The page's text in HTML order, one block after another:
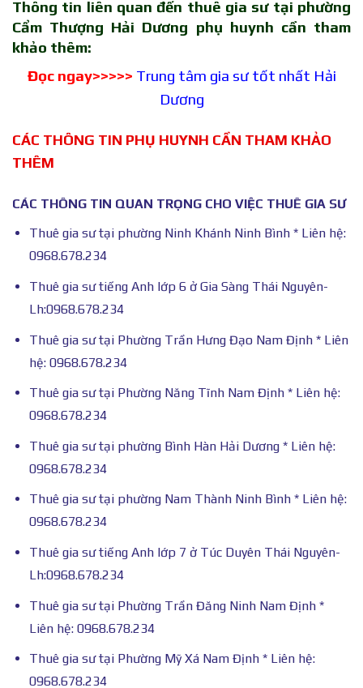
Thông tin liên quan đến thuê gia sư tại phường
Cẩm Thượng Hải Dương phụ huynh cần tham
khảo thêm:
Đọc ngay>>>>> Trung tâm gia sư tốt nhất Hải
Dương
CÁC THÔNG TIN PHỤ HUYNH CẦN THAM KHẢO
THÊM
CÁC THÔNG TIN QUAN TRỌNG CHO VIỆC THUÊ GIA SƯ
Thuê gia sư tại phường Ninh Khánh Ninh Bình * Liên hệ:
0968.678.234
Thuê gia sư tiếng Anh lớp 6 ở Gia Sàng Thái Nguyên-
Lh:0968.678.234
Thuê gia sư tại Phường Trần Hưng Đạo Nam Định * Liên
hệ: 0968.678.234
Thuê gia sư tại Phường Năng Tĩnh Nam Định * Liên hệ:
0968.678.234
Thuê gia sư tại phường Bình Hàn Hải Dương * Liên hệ:
0968.678.234
Thuê gia sư tại phường Nam Thành Ninh Bình * Liên hệ:
0968.678.234
Thuê gia sư tiếng Anh lớp 7 ở Túc Duyên Thái Nguyên-
Lh:0968.678.234
Thuê gia sư tại Phường Trần Đăng Ninh Nam Định *
Liên hệ: 0968.678.234
Thuê gia sư tại Phường Mỹ Xá Nam Định * Liên hệ:
0968.678.234